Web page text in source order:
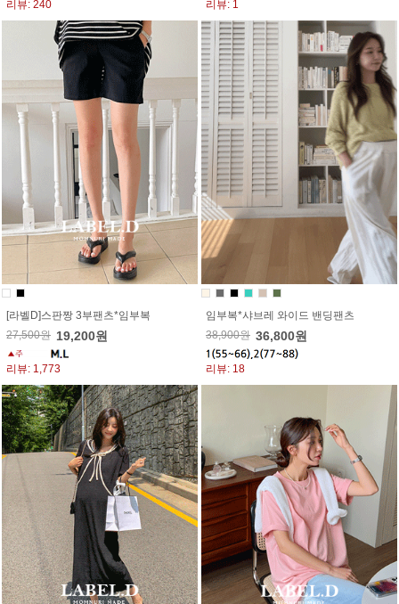
리뷰: 240 리뷰: 1
[라벨D]스판짱 3부팬츠*임부복
27,500원 19,200원
리뷰: 1,773
임부복*샤브레 와이드 밴딩팬츠
38,900원 36,800원
리뷰: 18